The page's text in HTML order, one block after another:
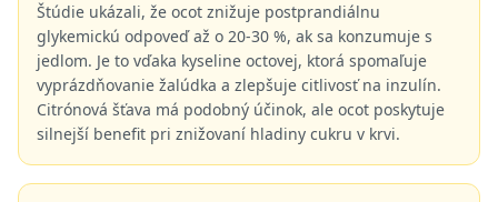
Štúdie ukázali, že ocot znižuje postprandiálnu
glykemickú odpoveď až o 20-30 %, ak sa konzumuje s
jedlom. Je to vďaka kyseline octovej, ktorá spomaľuje
vyprázdňovanie žalúdka a zlepšuje citlivosť na inzulín.
Citrónová šťava má podobný účinok, ale ocot poskytuje
silnejší benefit pri znižovaní hladiny cukru v krvi.